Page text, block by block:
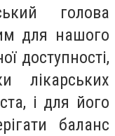
голова
для нашого
доступності,
лікарських
і для його
баланс